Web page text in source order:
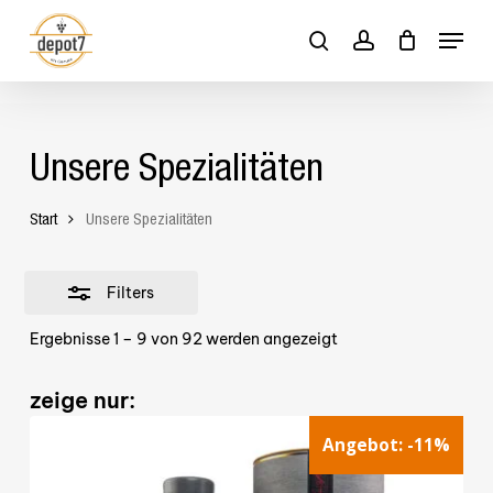
main
searchaccount
Menu
Close
Unsere Spezialitäten
Start Unsere Spezialitäten
Filters
Ergebnisse 1 – 9 von 92 werden angezeigt
Close
Filters
zeige nur:
Angebot: -11%